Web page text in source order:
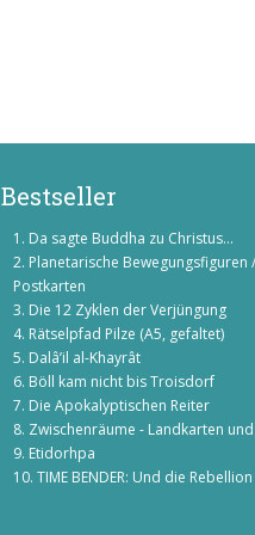
Bestseller
Da sagte Buddha zu Christus...
Planetarische
Postkarten
Die 12 Zyklen der Verjüngung
Rätselpfad Pilze (A5, gefaltet)
Dalâ’il al-Khayrât
Böll kam nicht bis Troisdorf
Die Apokalyptischen Reiter
Zwischenräume - Landkarten
Etidorhpa
TIME BENDER: Und die